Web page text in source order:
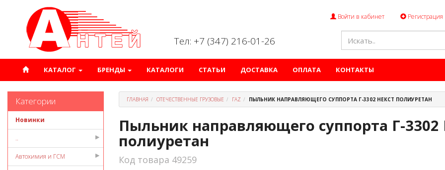
Войти в кабинет Регистрация
Тел: +7 (347) 216-01-26
КАТАЛОГ БРЕНДЫ КАТАЛОГИ СТАТЬИ ДОСТАВКА ОПЛАТА КОНТАКТЫ
Категории
Новинки
..
Автохимия и ГСМ
ГЛАВНАЯ ОТЕЧЕСТВЕННЫЕ ГРУЗОВЫЕ ГАZ ПЫЛЬНИК НАПРАВЛЯЮЩЕГО СУППОРТА Г-3302 НЕКСТ ПОЛИУРЕТАН
Пыльник направляющего суппорта Г-
полиуретан
Код товара 49259